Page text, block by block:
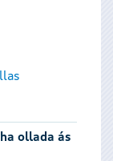
ollada ás